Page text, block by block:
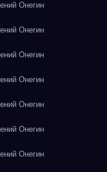
Онегин
Онегин
Онегин
Онегин
Онегин
Онегин
Онегин